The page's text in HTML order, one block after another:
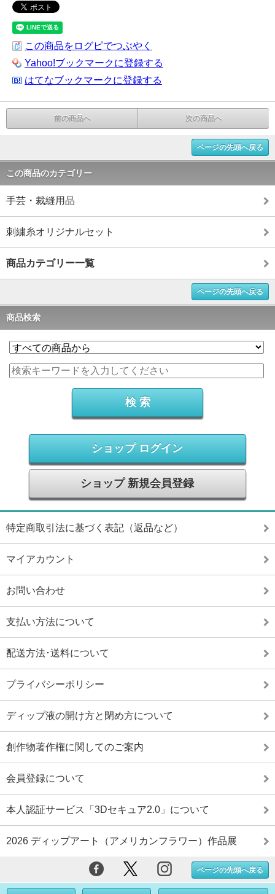
この商品をログピでつぶやく
Yahoo!ブックマークに登録する
はてなブックマークに登録する
前の商品へ 次の商品へ
ページの先頭へ戻る
この商品のカテゴリー
手芸・裁縫用品
刺繍糸オリジナルセット
商品カテゴリー一覧
ページの先頭へ戻る
商品検索
ショップ ログイン
ショップ 新規会員登録
特定商取引法に基づく表記（返品など）
マイアカウント
お問い合わせ
支払い方法について
配送方法･送料について
プライバシーポリシー
ディップ液の開け方と閉め方について
創作物著作権に関してのご案内
会員登録について
本人認証サービス「3Dセキュア2.0」について
2026 ディップアート（アメリカンフラワー）作品展
ページの先頭へ戻る